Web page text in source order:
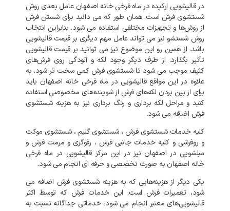
در قالیشویی ارکیده در ماه فرخی خانه اصفهان عامل بعدی روش
شستشوی فرش است.همان طور که می دانید برای شستن فرش
از روش‌ها و تجهیزات مختلفی استفاده می شود. بنابراین انتخاب
روش شستشو نیز می تواند عامل مهم دیگری بر قیمت قالیشویی
باشد. از همین رو این موضوع نیز می توانید بر قیمت قالیشویی
تأثیر بگذارد. از طرف دیگر وجود لکه و آلودگی روی فرش‌های
کثیف موجب می شود تا شستشوی فرش کمی سخت تر شود. به
علاوه در این مواقع قالیشویی در ماه فرخی خانه اصفهان باید
برای از بین بردن لکه‌های فرش از شوینده‌های مخصوصی استفاده
کنید و مراحل لکه برداری و رنگ برداری نیز به هزینه شستشوی
فرش اضافه می شود.
کلیه خدمات شستشوی فرش ، شستشوی گلیم ، شستشوی موکت
و روفرشی و کلیه خدمات جانبی فرش ، رفوگری و مرمت فرش و
مبلشویی در اصفهان نیز در این مرکز قالیشویی در ماه فرخی
خانه اصفهان به صورت تخصصی و حرفه ای انجام می شود.
یکی دیگر از هزینه‌هایی که به هزینه شستشوی فرش اضافه می
شود، تعمیرات فرش است. این خدمات فرش که توسط اکثر
قالیشویی‌های معتبر انجام می شود، خدماتی جداگانه نسبت به